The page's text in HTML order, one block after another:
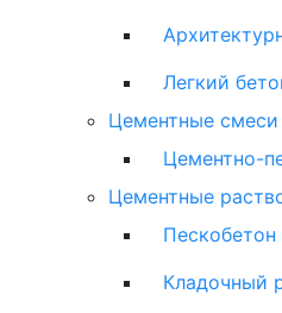
Легкий
Цементные смеси
Цементно-
Цементные
Пескобетон
Кладочный